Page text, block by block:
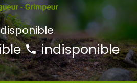
indisponible